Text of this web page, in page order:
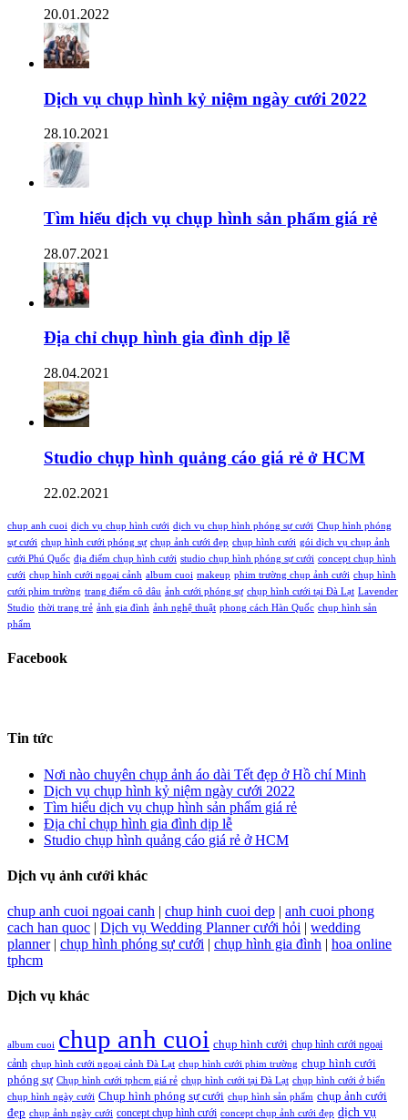
20.01.2022
Dịch vụ chụp hình kỷ niệm ngày cưới 2022
28.10.2021
Tìm hiểu dịch vụ chụp hình sản phẩm giá rẻ
28.07.2021
Địa chỉ chụp hình gia đình dịp lễ
28.04.2021
Studio chụp hình quảng cáo giá rẻ ở HCM
22.02.2021
chup anh cuoi dịch vụ chụp hình cưới dịch vụ chụp hình phóng sự cưới Chụp hình phóng
sự cưới chụp hình cưới phóng sự chụp ảnh cưới đẹp chụp hình cưới gói dịch vụ chụp ảnh
cưới Phú Quốc địa điểm chụp hình cưới studio chụp hình phóng sự cưới concept chụp hình
cưới chụp hình cưới ngoại cảnh album cuoi makeup phim trường chụp ảnh cưới chụp hình
cưới phim trường trang điểm cô dâu ảnh cưới phóng sự chụp hình cưới tại Đà Lạt Lavender
Studio thời trang trẻ ảnh gia đình ảnh nghệ thuật phong cách Hàn Quốc chụp hình sản
phẩm
Facebook
Tin tức
Nơi nào chuyên chụp ảnh áo dài Tết đẹp ở Hồ chí Minh
Dịch vụ chụp hình kỷ niệm ngày cưới 2022
Tìm hiểu dịch vụ chụp hình sản phẩm giá rẻ
Địa chỉ chụp hình gia đình dịp lễ
Studio chụp hình quảng cáo giá rẻ ở HCM
Dịch vụ ảnh cưới khác
chup anh cuoi ngoai canh | chup hinh cuoi dep | anh cuoi phong
cach han quoc | Dịch vụ Wedding Planner cưới hỏi | wedding
planner| chụp hình phóng sự cưới | chụp hình gia đình | hoa online
tphcm
Dịch vụ khác
album cuoi chup anh cuoi chụp hình cưới chụp hình cưới ngoại
cảnh chụp hình cưới ngoại cảnh Đà Lạt chụp hình cưới phim trường chụp hình cưới
phóng sự Chụp hình cưới tphcm giá rẻ chụp hình cưới tại Đà Lạt chụp hình cưới ở biển
chụp hình ngày cưới Chụp hình phóng sự cưới chụp hình sản phẩm chụp ảnh cưới
đẹp chụp ảnh ngày cưới concept chụp hình cưới concept chụp ảnh cưới đẹp dịch vụ